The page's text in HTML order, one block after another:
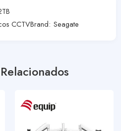
CCTVBrand: Seagate